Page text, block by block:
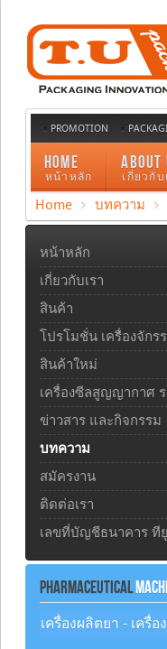
PROMOTION
HOME
หน้าหลัก
ABOUT
เกี่ยวกับ
Home บทความ
หน้าหลัก
เกี่ยวกับเรา
สินค้า
โปรโมชั่น เครื่องจักร
สินค้าใหม่
เครื่องซีลสูญญากาศ
ข่าวสาร และกิจกรรม
บทความ
สมัครงาน
ติดต่อเรา
เลขที่บัญชีธนาคาร ที
PHARMACEUTICAL
เครื่องผลิตยา - เครื่อ